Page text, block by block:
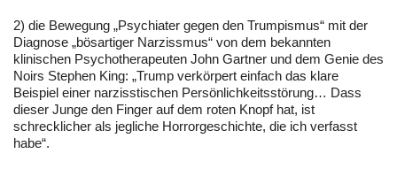
2) die Bewegung „Psychiater gegen den Trumpismus“ mit der
Diagnose „bösartiger Narzissmus“ von dem bekannten
klinischen Psychotherapeuten John Gartner und dem Genie des
Noirs Stephen King: „Trump verkörpert einfach das klare
Beispiel einer narzisstischen Persönlichkeitsstörung… Dass
dieser Junge den Finger auf dem roten Knopf hat, ist
schrecklicher als jegliche Horrorgeschichte, die ich verfasst
habe“.